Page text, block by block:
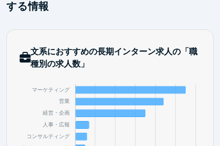
する情報
文系におすすめの長期インターン求人の「職
種別の求人数」